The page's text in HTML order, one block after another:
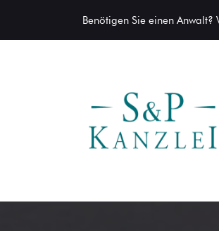
Benötigen Sie einen Anwalt?